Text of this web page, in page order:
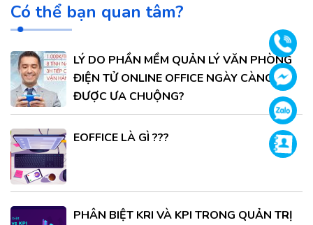
Có thể bạn quan tâm?
LÝ DO PHẦN MỀM QUẢN LÝ VĂN PHÒNG
ĐIỆN TỬ ONLINE OFFICE NGÀY CÀNG
ĐƯỢC ƯA CHUỘNG?
EOFFICE LÀ GÌ ???
PHÂN BIỆT KRI VÀ KPI TRONG QUẢN TRỊ
Gọi